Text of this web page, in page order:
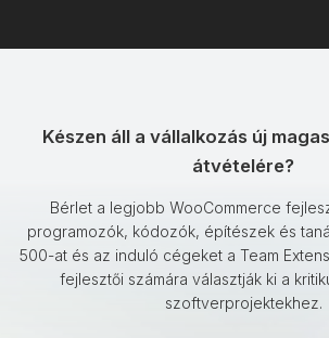
Készen áll a vállalkozás új
átvételére?
Bérlet a legjobb WooCommerce
programozók, kódozók, építészek és
500-at és az induló cégeket a Team
fejlesztői számára választják ki a
szoftverprojektekhez.